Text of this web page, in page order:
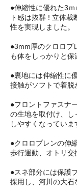
●伸縮性に優れた3
ト感は抜群 ! 立体
性を実現しました。
●3mm厚のクロロプ
も体をしっかりと保
●裏地には伸縮性に
接触がソフトで着脱
●フロントファスナ
の生地を取付け、
しやすくなっていま
●クロロプレンの伸
歩行運動、オトリ交
●スネ部分には保護
採用し、河川の大石